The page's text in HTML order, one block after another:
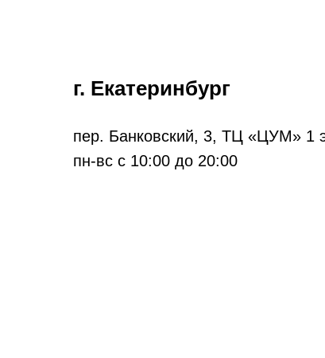
г. Екатеринбург
пер. Банковский, 3, ТЦ «ЦУМ» 1
пн-вс с 10:00 до 20:00